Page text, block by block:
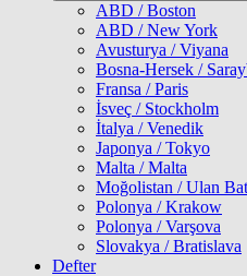
ABD / Boston
ABD / New York
Avusturya / Viyana
Bosna-Hersek /
Fransa / Paris
İsveç / Stockholm
İtalya / Venedik
Japonya / Tokyo
Malta / Malta
Moğolistan / Ulan
Polonya / Krakow
Polonya / Varşova
Slovakya / Bratislava
Defter